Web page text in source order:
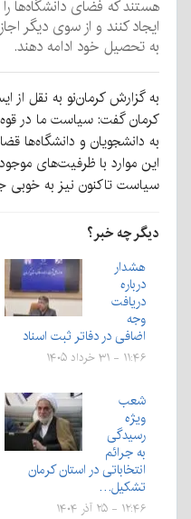
هستند که فضای دانشگاه‌ها
ایجاد کنند و از سوی دیگر
به تحصیل خود ادامه دهند.
به گزارش کرمان‌نو به نقل از
کرمان گفت: سیاست ما در
به دانشجویان و
این موارد با ظرفیت‌های
سیاست تاکنون نیز به خوبی
دیگر چه خبر؟
هشدار
درباره
دریافت
وجه
اضافی در دفاتر ثبت اسناد
۱۱:۴۶ - ۳۱ خرداد ۱۴۰۵
شعب
ویژه
رسیدگی
به جرائم
انتخاباتی در استان کرمان
تشکیل…
۱۲:۴۶ - ۲۵ آذر ۱۴۰۴